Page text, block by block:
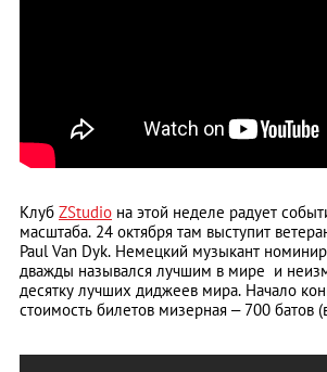
Клуб ZStudio на этой неделе радует
масштаба. 24 октября там выступит
Paul Van Dyk. Немецкий музыкант
дважды назывался лучшим в мире и
десятку лучших диджеев мира. Начало
стоимость билетов мизерная – 700 батов